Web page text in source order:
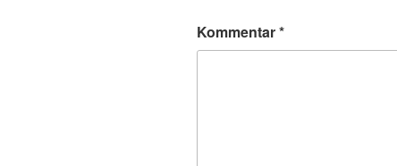
Kommentar*